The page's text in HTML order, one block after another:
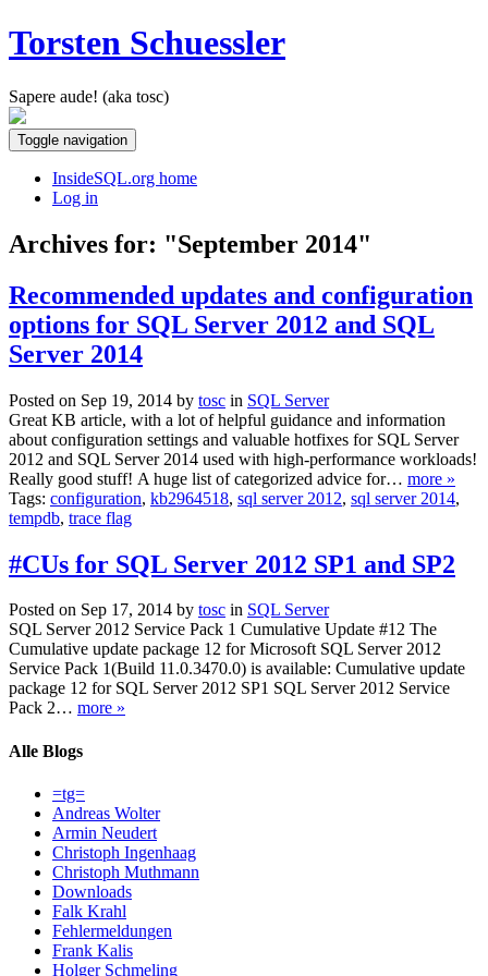
Torsten Schuessler
Sapere aude! (aka tosc)
Toggle navigation
InsideSQL.org home
Log in
Archives for: "September 2014"
Recommended updates and configuration
options for SQL Server 2012 and SQL
Server 2014
Posted on Sep 19, 2014 by tosc in SQL Server
Great KB article, with a lot of helpful guidance and information
about configuration settings and valuable hotfixes for SQL Server
2012 and SQL Server 2014 used with high-performance workloads!
Really good stuff! A huge list of categorized advice for… more »
Tags: configuration, kb2964518, sql server 2012, sql server 2014,
tempdb, trace flag
#CUs for SQL Server 2012 SP1 and SP2
Posted on Sep 17, 2014 by tosc in SQL Server
SQL Server 2012 Service Pack 1 Cumulative Update #12 The
Cumulative update package 12 for Microsoft SQL Server 2012
Service Pack 1(Build 11.0.3470.0) is available: Cumulative update
package 12 for SQL Server 2012 SP1 SQL Server 2012 Service
Pack 2… more »
Alle Blogs
=tg=
Andreas Wolter
Armin Neudert
Christoph Ingenhaag
Christoph Muthmann
Downloads
Falk Krahl
Fehlermeldungen
Frank Kalis
Holger Schmeling